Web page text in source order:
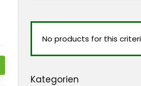
No products for this
Kategorien